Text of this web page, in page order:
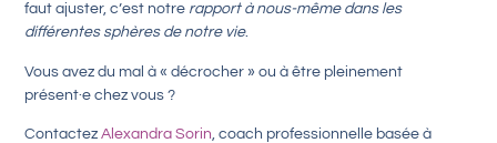
faut ajuster, c’est notre rapport à nous-même dans les
différentes sphères de notre vie.
Vous avez du mal à « décrocher » ou à être pleinement
présent·e chez vous ?
ContactezAlexandra Sorin, coach professionnelle basée à